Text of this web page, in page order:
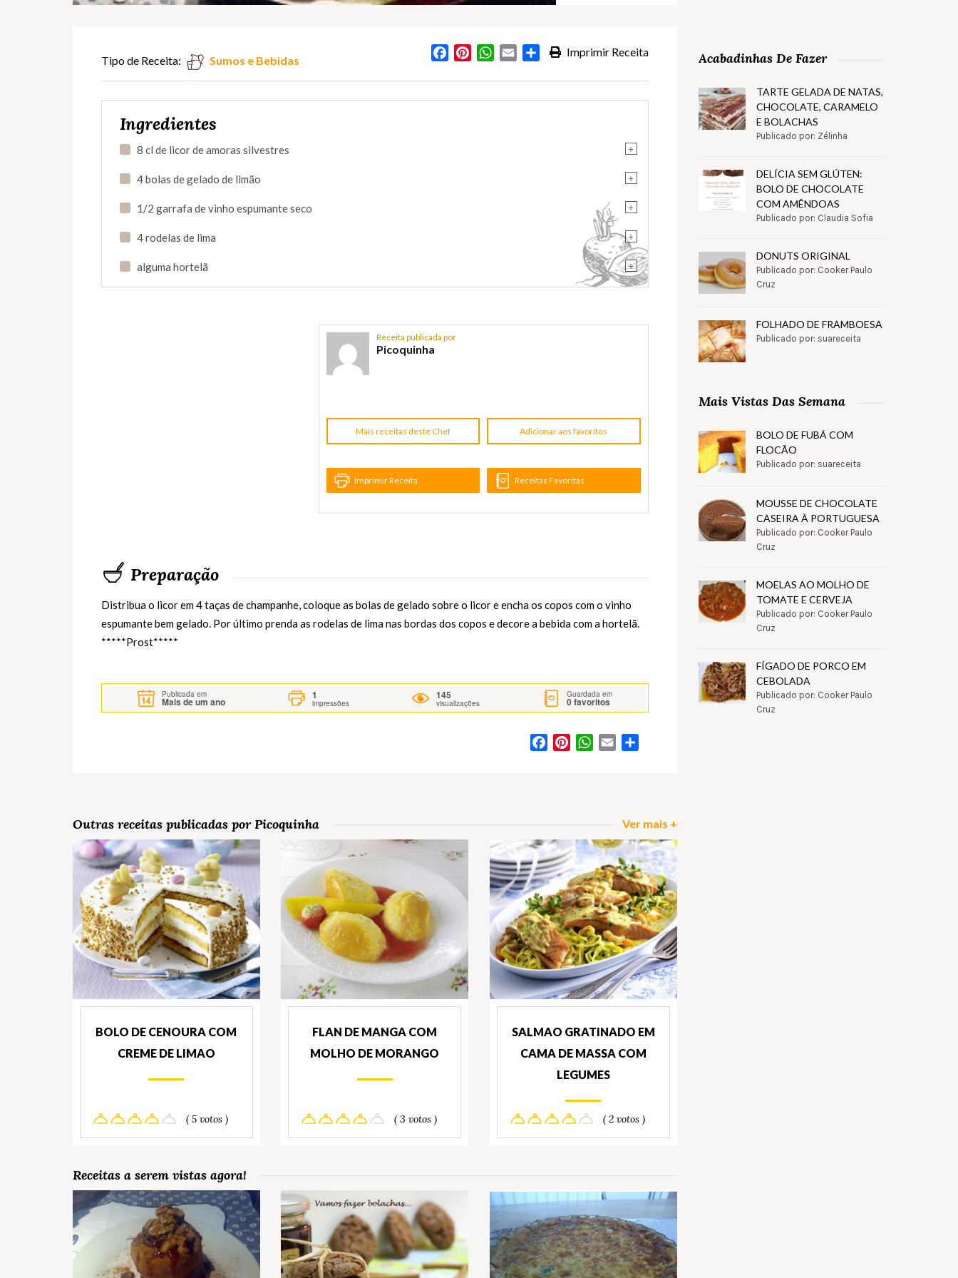
Imprimir Receita
FacebookPinterestWhatsApp
Email Partilhar
Tipo de Receita: Sumos e Bebidas
Ingredientes
+
8 cl de licor de amoras silvestres
+
4 bolas de gelado de limão
+
1/2 garrafa de vinho espumante seco
+
4 rodelas de lima
+
alguma hortelã
Receita publicada por
Picoquinha
Mais receitas deste Chef Adicionar aos favoritos
Imprimir Receita Receitas Favoritas
Preparação
Distribua o licor em 4 taças de champanhe, coloque as bolas de gelado sobre o licor e encha os copos com o vinho
espumante bem gelado. Por último prenda as rodelas de lima nas bordas dos copos e decore a bebida com a hortelã.
*****Prost*****
Publicada em
Mais de um ano
1
impressões
145
visualizações
Guardada em
0favoritos
FacebookPinterestWhatsApp
Email
Outras receitas publicadas por Picoquinha Ver mais +
BOLO DE CENOURA COM
CREME DE LIMAO
( 5 votos )
FLAN DE MANGA COM
MOLHO DE MORANGO
( 3 votos )
SALMAO GRATINADO EM
CAMA DE MASSA COM
LEGUMES
( 2 votos )
Receitas a serem vistas agora!
Acabadinhas De Fazer
TARTE GELADA DE NATAS,
CHOCOLATE, CARAMELO
E BOLACHAS
Publicado por: Zélinha
DELÍCIA SEM GLÚTEN:
BOLO DE CHOCOLATE
COM AMÊNDOAS
Publicado por: Claudia Sofia
DONUTS ORIGINAL
Publicado por: Cooker Paulo
Cruz
FOLHADO DE FRAMBOESA
Publicado por: suareceita
Mais Vistas Das Semana
BOLO DE FUBÁ COM
FLOCÃO
Publicado por: suareceita
MOUSSE DE CHOCOLATE
CASEIRA À PORTUGUESA
Publicado por: Cooker Paulo
Cruz
MOELAS AO MOLHO DE
TOMATE E CERVEJA
Publicado por: Cooker Paulo
Cruz
FÍGADO DE PORCO EM
CEBOLADA
Publicado por: Cooker Paulo
Cruz